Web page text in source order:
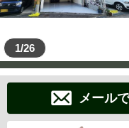
1/26
メール